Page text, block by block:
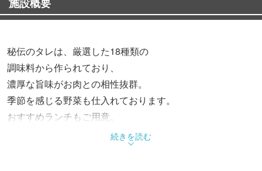
秘伝のタレは、厳選した18種類の
調味料から作られており、
濃厚な旨味がお肉との相性抜群。
季節を感じる野菜も仕入れております。
おすすめランチもご用意。
さまざまなシーンでご利用ください。
続きを読む